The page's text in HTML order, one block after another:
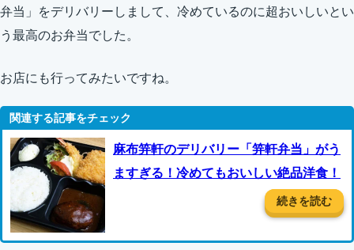
弁当」をデリバリーしまして、冷めているのに超おいしいとい
う最高のお弁当でした。
お店にも行ってみたいですね。
麻布笄軒のデリバリー「笄軒弁当」がう
ますぎる！冷めてもおいしい絶品洋食！
続きを読む